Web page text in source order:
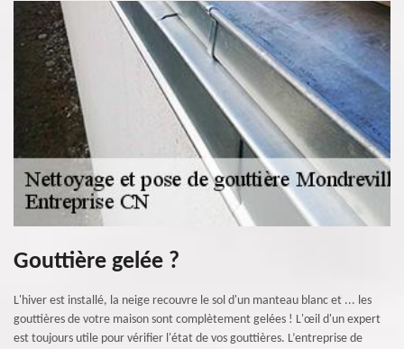
Gouttière gelée ?
L'hiver est installé, la neige recouvre le sol d'un manteau blanc et ... les
gouttières de votre maison sont complètement gelées ! L'œil d'un expert
est toujours utile pour vérifier l'état de vos gouttières. L’entreprise de